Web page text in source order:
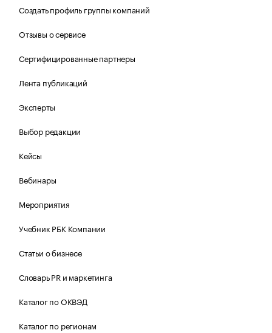
Создать профиль группы компаний
Отзывы о сервисе
Сертифицированные партнеры
Лента публикаций
Эксперты
Выбор редакции
Кейсы
Вебинары
Мероприятия
Учебник РБК Компании
Статьи о бизнесе
Словарь PR и маркетинга
Каталог по ОКВЭД
Каталог по регионам